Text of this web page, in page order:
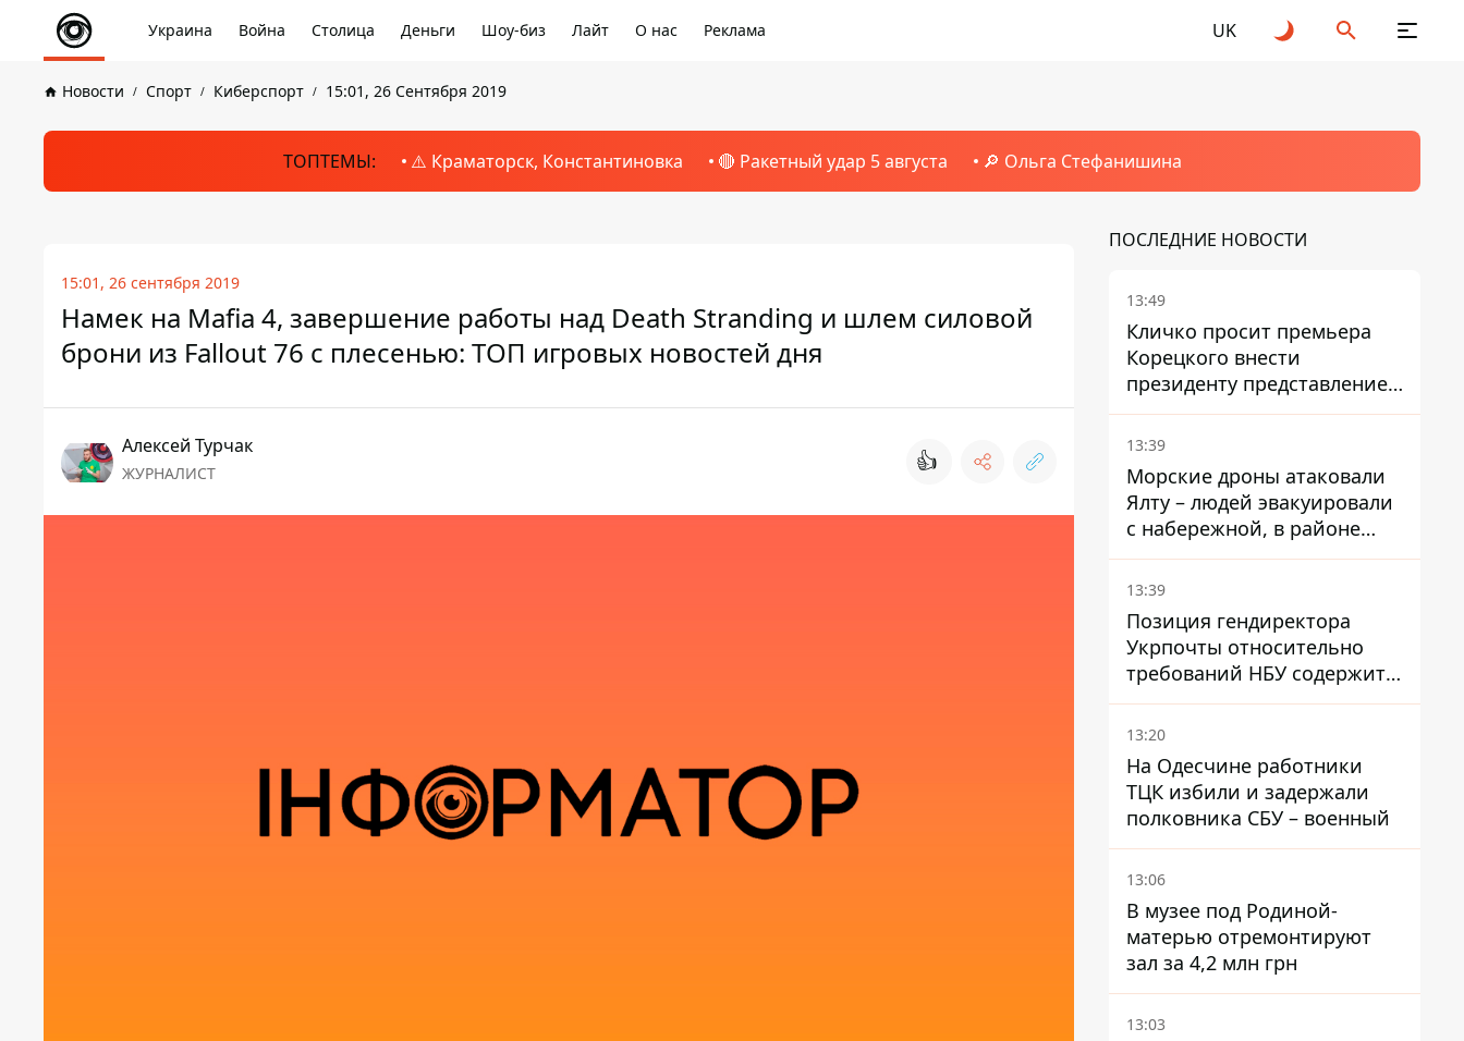
Украина Война Столица Деньги Шоу-биз Лайт О нас Реклама UK
Новости Спорт Киберспорт 15:01, 26 Сентября 2019
ТОПТЕМЫ: ⚠️ Краматорск, Константиновка 🔴 Ракетный удар 5 августа 🔎 Ольга Стефанишина
15:01, 26 сентября 2019
Намек на Mafia 4, завершение работы над Death Stranding и шлем силовой
брони из Fallout 76 с плесенью: ТОП игровых новостей дня
Алексей Турчак
ЖУРНАЛИСТ 👍
ПОСЛЕДНИЕ НОВОСТИ
13:49
Кличко просит премьера
Корецкого внести
президенту представление
на увольнение властелина
Троещины Бахматова
13:39
Морские дроны атаковали
Ялту – людей эвакуировали
с набережной, в районе
порта сообщают о пожаре
13:39
Позиция гендиректора
Укрпочты относительно
требований НБУ содержит
серьезные нестыковки –
депутат Ольга Василевская-
13:20
На Одесчине работники
ТЦК избили и задержали
полковника СБУ – военный
13:06
В музее под Родиной-
матерью отремонтируют
зал за 4,2 млн грн
13:03